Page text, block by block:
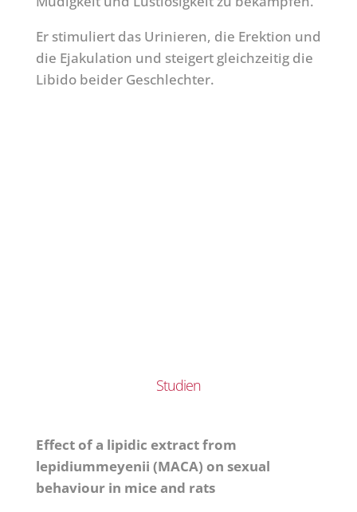
Er stimuliert das Urinieren, die Erektion und
die Ejakulation und steigert gleichzeitig die
Libido beider Geschlechter.
Studien
Effect of a lipidic extract from
lepidiummeyenii (MACA) on sexual
behaviour in mice and rats